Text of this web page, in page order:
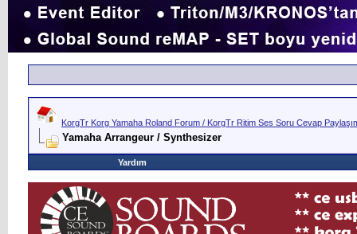
KorgTr Korg Yamaha Roland Forum / KorgTr Ritim Ses Soru Cevap
Yamaha Arrangeur / Synthesizer
Yardım